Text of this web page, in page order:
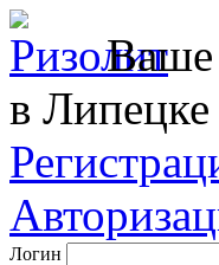
Ваше
в Липецке
Логин